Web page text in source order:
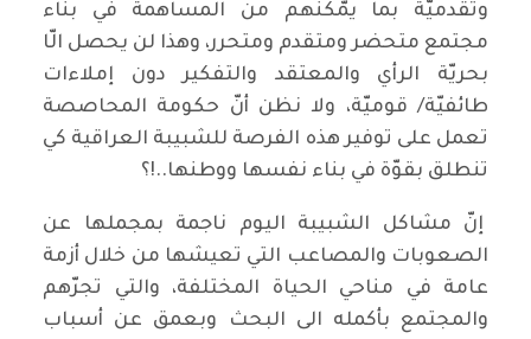
وتقدميّة بما يمّكنهم من المساهمة في بناء
مجتمع متحضر ومتقدم ومتحرر، وهذا لن يحصل الّا
بحريّة الرأي والمعتقد والتفكير دون إملاءات
طائفيّة/ قوميّة، ولا نظن أنّ حكومة المحاصصة
تعمل على توفير هذه الفرصة للشبيبة العراقية كي
تنطلق بقوّة في بناء نفسها ووطنها..!؟
إنّ مشاكل الشبيبة اليوم ناجمة بمجملها عن
الصعوبات والمصاعب التي تعيشها من خلال أزمة
عامة في مناحي الحياة المختلفة، والتي تجرّهم
والمجتمع بأكمله الى البحث وبعمق عن أسباب